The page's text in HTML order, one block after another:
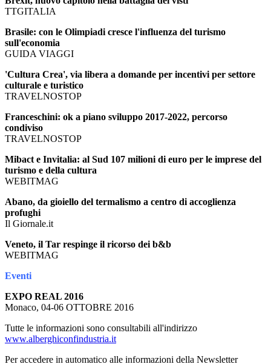
TTGITALIA
Brasile: con le Olimpiadi cresce l'influenza del turismo
sull'economia
GUIDA VIAGGI
'Cultura Crea', via libera a domande per incentivi per settore
culturale e turistico
TRAVELNOSTOP
Franceschini: ok a piano sviluppo 2017-2022, percorso
condiviso
TRAVELNOSTOP
Mibact e Invitalia: al Sud 107 milioni di euro per le imprese del
turismo e della cultura
WEBITMAG
Abano, da gioiello del termalismo a centro di accoglienza
profughi
Il Giornale.it
Veneto, il Tar respinge il ricorso dei b&b
WEBITMAG
Eventi
EXPO REAL 2016
Monaco, 04-06 OTTOBRE 2016
Tutte le informazioni sono consultabili all'indirizzo
www.alberghiconfindustria.it
Per accedere in automatico alle informazioni della Newsletter